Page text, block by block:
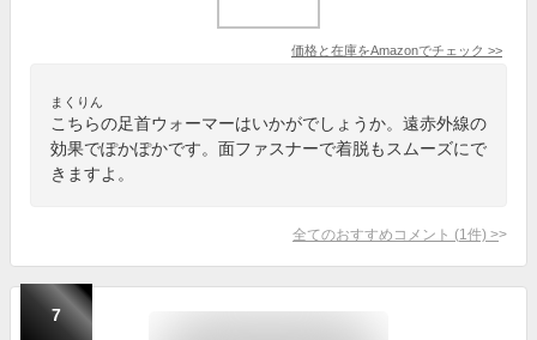
価格と在庫をAmazonでチェック >>
まくりん
こちらの足首ウォーマーはいかがでしょうか。遠赤外線の
効果でぽかぽかです。面ファスナーで着脱もスムーズにで
きますよ。
全てのおすすめコメント (1 件) >
7